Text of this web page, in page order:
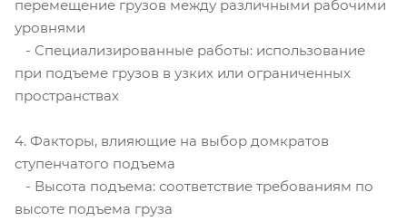
перемещение грузов между различными рабочими
уровнями
- Специализированные работы: использование
при подъеме грузов в узких или ограниченных
пространствах
4. Факторы, влияющие на выбор домкратов
ступенчатого подъема
- Высота подъема: соответствие требованиям по
высоте подъема груза